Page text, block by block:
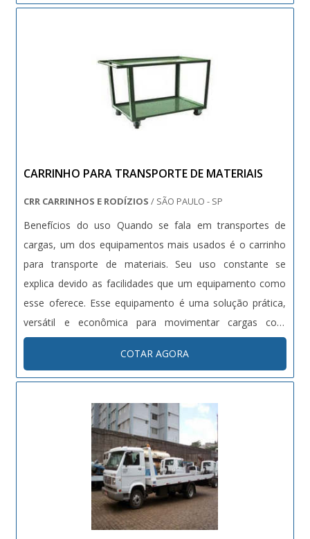
Aço carbono; - Aço inox; - Ou Alumínio. Ben....
CARRINHO PARA TRANSPORTE DE MATERIAIS
CRR CARRINHOS E RODÍZIOS / SÃO PAULO - SP
Benefícios do uso Quando se fala em transportes de
cargas, um dos equipamentos mais usados é o carrinho
para transporte de materiais. Seu uso constante se
explica devido as facilidades que um equipamento como
esse oferece. Esse equipamento é uma solução prática,
versátil e econômica para movimentar cargas com
grandes pesos. Majoritariamente utilizadas em industrias,
armazéns, empreendimentos comerciais, terminais e
serviços de entrega, um carri....
COTAR AGORA